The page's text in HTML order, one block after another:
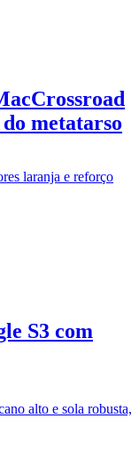
metatarso
S3 com